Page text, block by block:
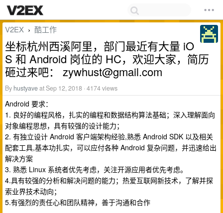
V2EX › 酷工作
坐标杭州西溪阿里，部门最近有大量 iO
S 和 Android 岗位的 HC，欢迎大家，简历
砸过来吧： zywhust@gmail.com
By hustyaveat Sep 12, 2018 · 4174 views
Android 要求：
1. 良好的编程风格，扎实的编程和数据结构算法基础；深入理解面向
对象编程思想，具有较强的设计能力；
2. 有独立设计 Android 客户端架构经验,熟悉 Android SDK 以及相关
配套工具,基本功扎实，可以应付各种 Android 复杂问题，并迅速给出
解决方案
3. 熟悉 Linux 系统者优先考虑，关注开源应用者优先考虑。
4.具有较强的分析和解决问题的能力；热爱互联网新技术，了解并探
索业界技术动向；
5.有强烈的责任心和团队精神，善于沟通和合作